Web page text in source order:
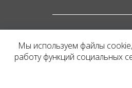
Мы используем файлы
работу функций социальных